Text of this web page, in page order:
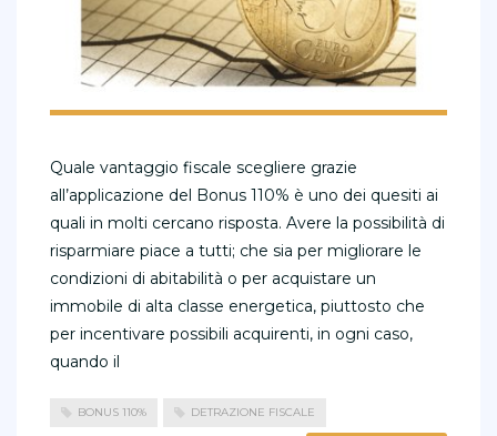
Quale vantaggio fiscale scegliere grazie
all’applicazione del Bonus 110% è uno dei quesiti ai
quali in molti cercano risposta. Avere la possibilità di
risparmiare piace a tutti; che sia per migliorare le
condizioni di abitabilità o per acquistare un
immobile di alta classe energetica, piuttosto che
per incentivare possibili acquirenti, in ogni caso,
quando il
BONUS 110% DETRAZIONE FISCALE